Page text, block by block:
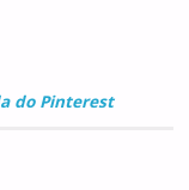
do Pinterest